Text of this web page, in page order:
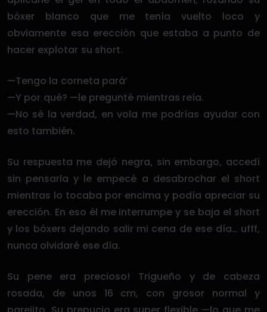
bóxer blanco que me tenía vuelto loco y
obviamente esa erección que estaba a punto de
hacer explotar su short.
—Tengo la corneta pará’
—Y por qué? —le pregunté mientras reía.
—No sé la verdad, en vola me podrías ayudar con
esto también.
Su respuesta me dejó negra, sin embargo, accedí
sin pensarla y le empecé a desabrochar el short
mientras lo tocaba por encima y podía apreciar su
erección. En eso él me interrumpe y se baja el short
y los bóxers dejando salir mi cena de ese día… ufff,
nunca olvidaré ese día.
Su pene era precioso! Trigueño y de cabeza
rosada, de unos 16 cm, con grosor normal y